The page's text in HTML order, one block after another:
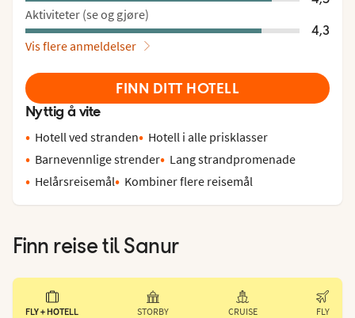
Aktiviteter (se og gjøre)
4,3
Vis flere anmeldelser
FINN DITT HOTELL
Nyttig å vite
Hotell ved stranden
Hotell i alle prisklasser
Barnevennlige strender
Lang strandpromenade
Helårsreisemål
Kombiner flere reisemål
Finn reise til Sanur
FLY + HOTELL STORBY CRUISE FLY